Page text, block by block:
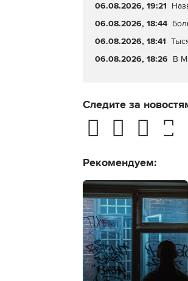
06.08.2026, 19:21
06.08.2026, 18:44
06.08.2026, 18:41
06.08.2026, 18:26 В
Следите за
Рекомендуем: